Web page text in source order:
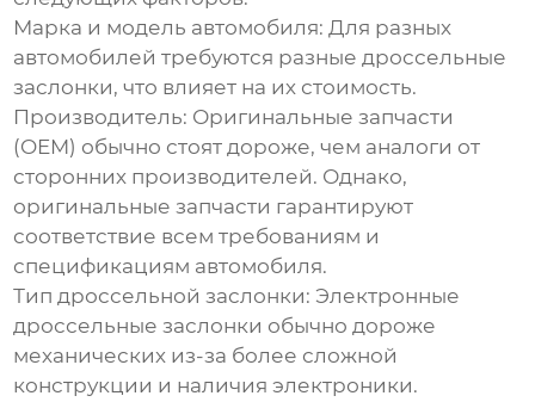
Марка и модель автомобиля: Для разных
автомобилей требуются разные дроссельные
заслонки, что влияет на их стоимость.
Производитель: Оригинальные запчасти
(OEM) обычно стоят дороже, чем аналоги от
сторонних производителей. Однако,
оригинальные запчасти гарантируют
соответствие всем требованиям и
спецификациям автомобиля.
Тип дроссельной заслонки: Электронные
дроссельные заслонки обычно дороже
механических из-за более сложной
конструкции и наличия электроники.